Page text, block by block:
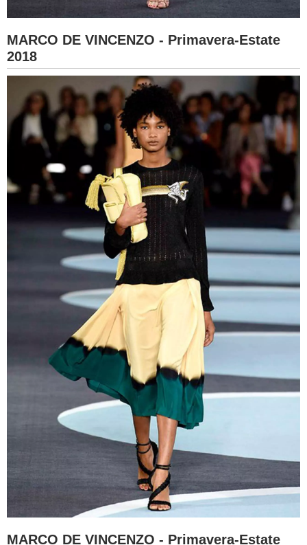
MARCO DE VINCENZO - Primavera-Estate
2018
MARCO DE VINCENZO - Primavera-Estate